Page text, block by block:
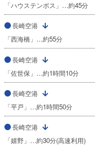
「ハウステンボス」…約45分
長崎空港
「西海橋」…約55分
長崎空港
「佐世保」…約1時間10分
長崎空港
「平戸」…約1時間50分
長崎空港
「嬉野」…約30分(高速利用)